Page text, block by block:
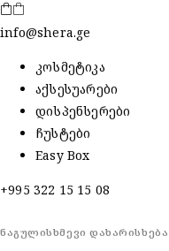
info@shera.ge
კოსმეტიკა
აქსესუარები
დისპენსერები
ჩუსტები
Easy Box
+995 322 15 15 08
ᲜᲐᲒᲣᲚᲘᲡᲮᲛᲔᲕᲘ ᲓᲐᲮᲐᲠᲘᲡᲮᲔᲑᲐ